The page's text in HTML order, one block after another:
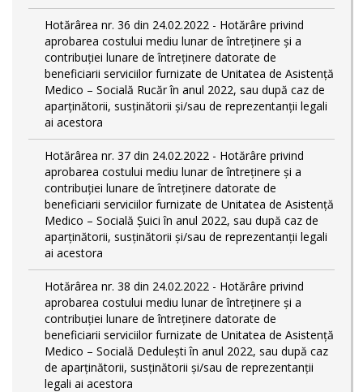
Hotărârea nr. 36 din 24.02.2022 - Hotărâre privind
aprobarea costului mediu lunar de întreținere și a
contribuției lunare de întreținere datorate de
beneficiarii serviciilor furnizate de Unitatea de Asistență
Medico – Socială Rucăr în anul 2022, sau după caz de
aparținătorii, susținătorii și/sau de reprezentanții legali
ai acestora
Hotărârea nr. 37 din 24.02.2022 - Hotărâre privind
aprobarea costului mediu lunar de întreținere și a
contribuției lunare de întreținere datorate de
beneficiarii serviciilor furnizate de Unitatea de Asistență
Medico – Socială Șuici în anul 2022, sau după caz de
aparținătorii, susținătorii și/sau de reprezentanții legali
ai acestora
Hotărârea nr. 38 din 24.02.2022 - Hotărâre privind
aprobarea costului mediu lunar de întreținere și a
contribuției lunare de întreținere datorate de
beneficiarii serviciilor furnizate de Unitatea de Asistență
Medico – Socială Dedulești în anul 2022, sau după caz
de aparținătorii, susținătorii și/sau de reprezentanții
legali ai acestora